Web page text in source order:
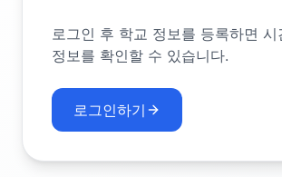
로그인 후 학교 정보를 등록하면 시
정보를 확인할 수 있습니다.
로그인하기